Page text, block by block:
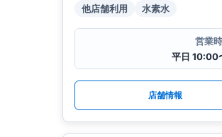
他店舗利用
水素水
営業
平日 10:00
店舗情報